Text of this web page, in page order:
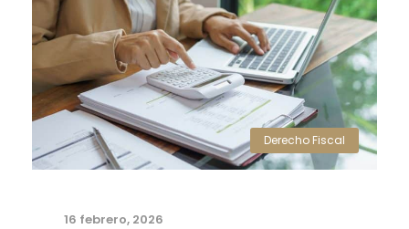
Derecho Fiscal
16 febrero, 2026